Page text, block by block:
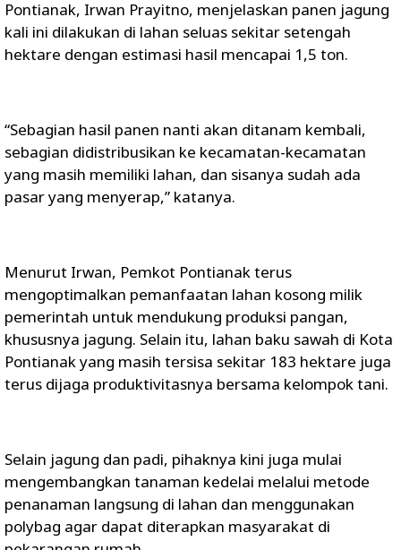
Pontianak, Irwan Prayitno, menjelaskan panen jagung
kali ini dilakukan di lahan seluas sekitar setengah
hektare dengan estimasi hasil mencapai 1,5 ton.
“Sebagian hasil panen nanti akan ditanam kembali,
sebagian didistribusikan ke kecamatan-kecamatan
yang masih memiliki lahan, dan sisanya sudah ada
pasar yang menyerap,” katanya.
Menurut Irwan, Pemkot Pontianak terus
mengoptimalkan pemanfaatan lahan kosong milik
pemerintah untuk mendukung produksi pangan,
khususnya jagung. Selain itu, lahan baku sawah di Kota
Pontianak yang masih tersisa sekitar 183 hektare juga
terus dijaga produktivitasnya bersama kelompok tani.
Selain jagung dan padi, pihaknya kini juga mulai
mengembangkan tanaman kedelai melalui metode
penanaman langsung di lahan dan menggunakan
polybag agar dapat diterapkan masyarakat di